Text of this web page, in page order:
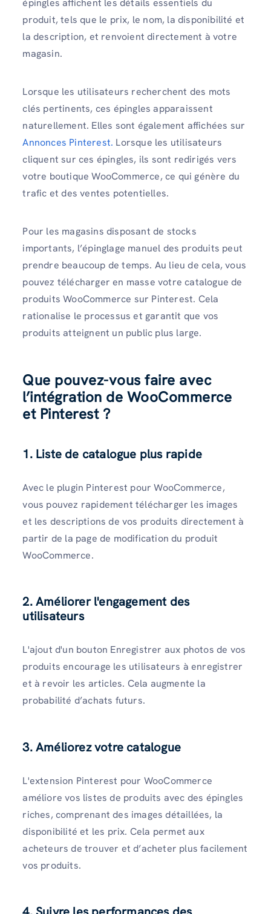
produit, tels que le prix, le nom, la disponibilité et
la description, et renvoient directement à votre
magasin.
Lorsque les utilisateurs recherchent des mots
clés pertinents, ces épingles apparaissent
naturellement. Elles sont également affichées sur
Annonces Pinterest. Lorsque les utilisateurs
cliquent sur ces épingles, ils sont redirigés vers
votre boutique WooCommerce, ce qui génère du
trafic et des ventes potentielles.
Pour les magasins disposant de stocks
importants, l’épinglage manuel des produits peut
prendre beaucoup de temps. Au lieu de cela, vous
pouvez télécharger en masse votre catalogue de
produits WooCommerce sur Pinterest. Cela
rationalise le processus et garantit que vos
produits atteignent un public plus large.
Que pouvez-vous faire avec
l’intégration de WooCommerce
et Pinterest ?
1. Liste de catalogue plus rapide
Avec le plugin Pinterest pour WooCommerce,
vous pouvez rapidement télécharger les images
et les descriptions de vos produits directement à
partir de la page de modification du produit
WooCommerce.
2. Améliorer l'engagement des
utilisateurs
L'ajout d'un bouton Enregistrer aux photos de vos
produits encourage les utilisateurs à enregistrer
et à revoir les articles. Cela augmente la
probabilité d’achats futurs.
3. Améliorez votre catalogue
L'extension Pinterest pour WooCommerce
améliore vos listes de produits avec des épingles
riches, comprenant des images détaillées, la
disponibilité et les prix. Cela permet aux
acheteurs de trouver et d’acheter plus facilement
vos produits.